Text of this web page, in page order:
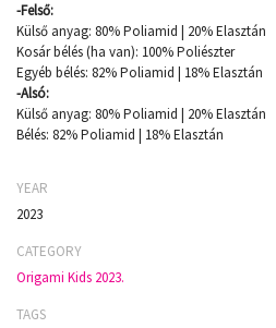
-Felső:
Külső anyag: 80% Poliamid | 20% Elasztán
Kosár bélés (ha van): 100% Poliészter
Egyéb bélés: 82% Poliamid | 18% Elasztán
-Alsó:
Külső anyag: 80% Poliamid | 20% Elasztán
Bélés: 82% Poliamid | 18% Elasztán
YEAR
2023
CATEGORY
Origami Kids 2023.
TAGS